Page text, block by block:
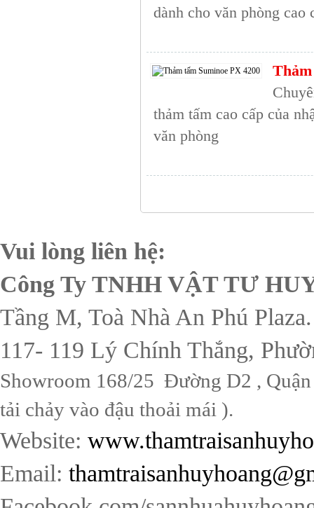
dành cho văn phòng cao
thảm tấm cao cấp của
văn phòng
Vui lòng liên hệ:
Công Ty TNHH VẬT TƯ
Tầng M, Toà Nhà An Phú Plaza.
117- 119 Lý Chính Thắng,
Showroom 168/25 Đường D2 ,
tải chảy vào đậu thoải mái ).
Website:
Email: